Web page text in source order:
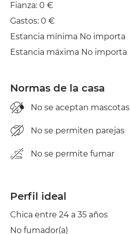
Tendedero
Plancha
Fianza: 0 €
Gastos: 0 €
Estancia mínima No importa
Estancia máxima No importa
Normas de la casa
No se aceptan mascotas
No se permiten parejas
No se permite fumar
Perfil ideal
Chica entre 24 a 35 años
No fumador(a)